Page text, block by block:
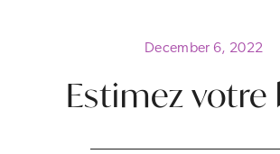
December 6, 2022
Estimez votre